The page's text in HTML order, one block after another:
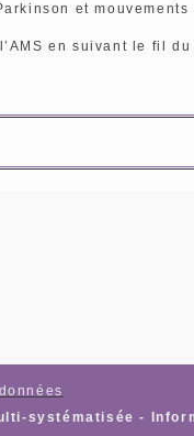
et mouvements
en suivant le fil
systématisée -